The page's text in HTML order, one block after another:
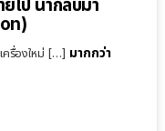
ไป นำกลับมา
ครื่องใหม่ […] มากกว่า